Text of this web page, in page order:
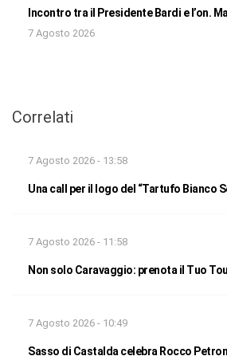
Incontro tra il Presidente Bardi e l’on.
7 Agosto 2026
Correlati
7 Agosto 2026 - 13:58
Una call per il logo del “Tartufo Bianco
7 Agosto 2026 - 11:58
Non solo Caravaggio: prenota il Tuo
7 Agosto 2026 - 10:49
Sasso di Castalda celebra Rocco